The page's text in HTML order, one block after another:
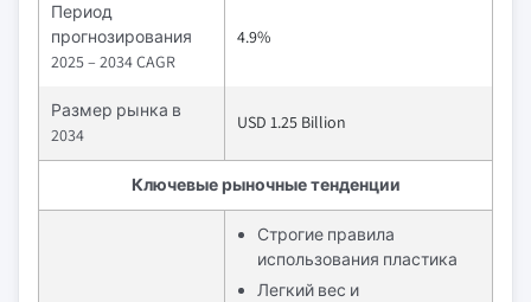
Период
прогнозирования
2025 – 2034 CAGR
4.9%
Размер рынка в
2034
USD 1.25 Billion
Ключевые рыночные тенденции
Строгие правила
использования пластика
Легкий вес и